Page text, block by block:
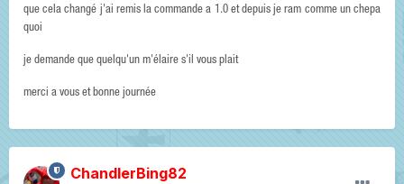
que cela changé j'ai remis la commande a 1.0 et depuis je ram comme un chepa
quoi
je demande que quelqu'un m'élaire s'il vous plait
merci a vous et bonne journée
ChandlerBing82